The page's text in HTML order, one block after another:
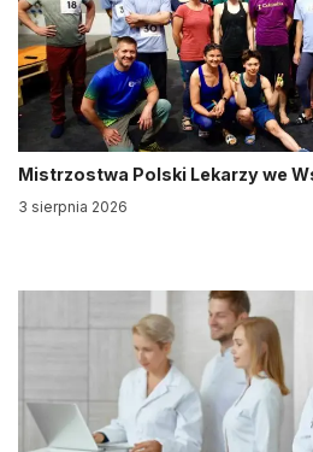
Mistrzostwa Polski Lekarzy we
3 sierpnia 2026